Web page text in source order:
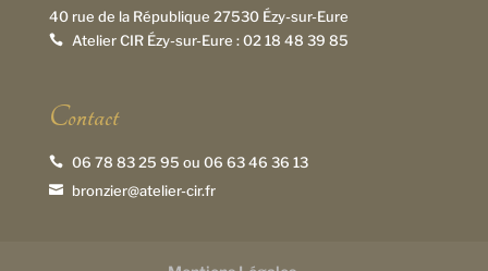
40 rue de la République 27530 Ézy-sur-Eure
 Atelier CIR Ézy-sur-Eure :02 18 48 39 85
Contact
 06 78 83 25 95 ou 06 63 46 36 13
 bronzier@atelier-cir.fr